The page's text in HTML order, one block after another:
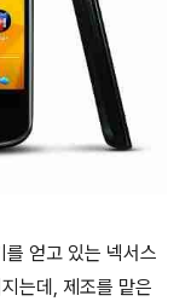
얻고 있는 넥서스
는데, 제조를 맡은